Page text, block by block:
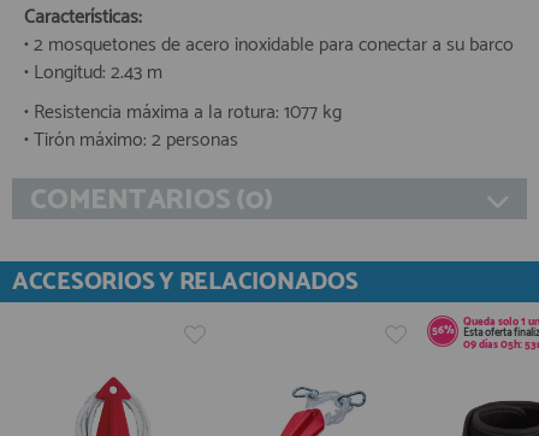
Características:
• 2 mosquetones de acero inoxidable para conectar a su barco
• Longitud: 2.43 m
• Resistencia máxima a la rotura: 1077 kg
• Tirón máximo: 2 personas
COMENTARIOS (0)
ACCESORIOS Y RELACIONADOS
56% Queda solo1
Esta oferta
09días05h:53